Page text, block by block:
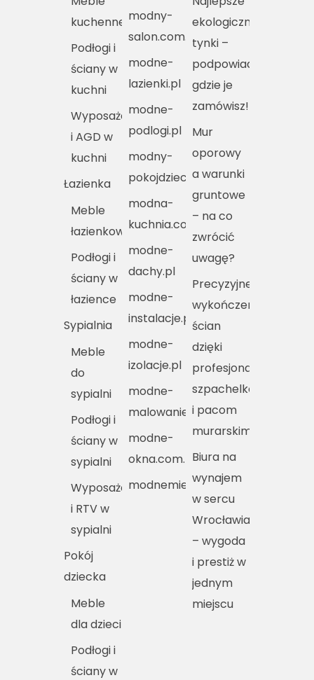
kuchenne
Podłogi i
ściany w
kuchni
Wyposażenie
i AGD w
kuchni
Łazienka
Meble
łazienkowe
Podłogi i
ściany w
łazience
Sypialnia
Meble
do
sypialni
Podłogi i
ściany w
sypialni
Wyposażenie
i RTV w
sypialni
Pokój
dziecka
Meble
dla dzieci
Podłogi i
ściany w
modny-
salon.com.pl
modne-
lazienki.pl
modne-
podlogi.pl
modny-
pokojdziecka.pl
modna-
kuchnia.com.pl
modne-
dachy.pl
modne-
instalacje.pl
modne-
izolacje.pl
modne-
malowanie.pl
modne-
okna.com.pl
modnemieszkania.pl
ekologiczne
tynki –
podpowiadamy,
gdzie je
zamówisz!
Mur
oporowy
a warunki
gruntowe
– na co
zwrócić
uwagę?
Precyzyjne
wykończenie
ścian
dzięki
profesjonalnym
szpachelkom
i pacom
murarskim
Biura na
wynajem
w sercu
Wrocławia
– wygoda
i prestiż w
jednym
miejscu